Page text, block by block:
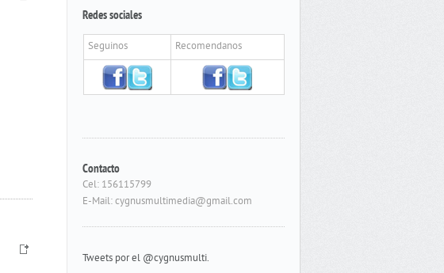
Redes sociales
Seguinos Recomendanos
Contacto
Cel: 156115799
E-Mail: cygnusmultimedia@gmail.com
Tweets por el @cygnusmulti.